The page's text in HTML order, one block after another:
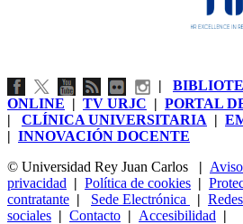
|
ONLINE | TV URJC | PORTAL
| CLÍNICA UNIVERSITARIA |
| INNOVACIÓN DOCENTE
© Universidad Rey Juan Carlos
|
privacidad | Política de cookies |
contratante | Sede Electrónica | Redes
sociales | Contacto | Accesibilidad |